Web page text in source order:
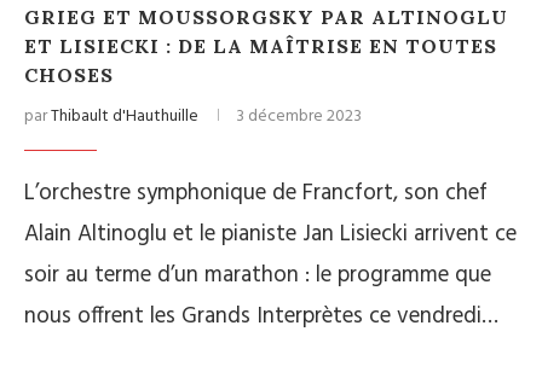
GRIEG ET MOUSSORGSKY PAR ALTINOGLU
ET LISIECKI : DE LA MAÎTRISE EN TOUTES
CHOSES
parThibault d'Hauthuille 3 décembre 2023
L’orchestre symphonique de Francfort, son chef
Alain Altinoglu et le pianiste Jan Lisiecki arrivent ce
soir au terme d’un marathon : le programme que
nous offrent les Grands Interprètes ce vendredi…